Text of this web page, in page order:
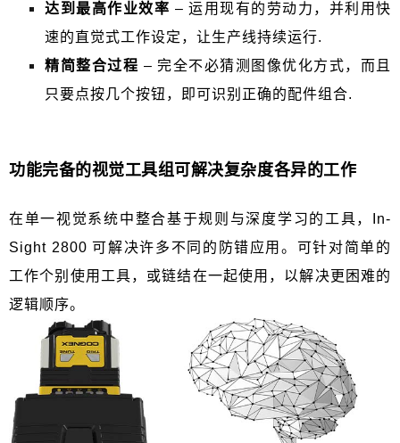
达到最高作业效率 – 运用现有的劳动力，并利用快
速的直觉式工作设定，让生产线持续运行.
精简整合过程 – 完全不必猜测图像优化方式，而且
只要点按几个按钮，即可识别正确的配件组合.
功能完备的视觉工具组可解决复杂度各异的工作
在单一视觉系统中整合基于规则与深度学习的工具，
In-
Sight 2800可解决许多不同的防错应用。可针对简单的
工作个别使用工具，或链结在一起使用，以解决更困难的
逻辑顺序。